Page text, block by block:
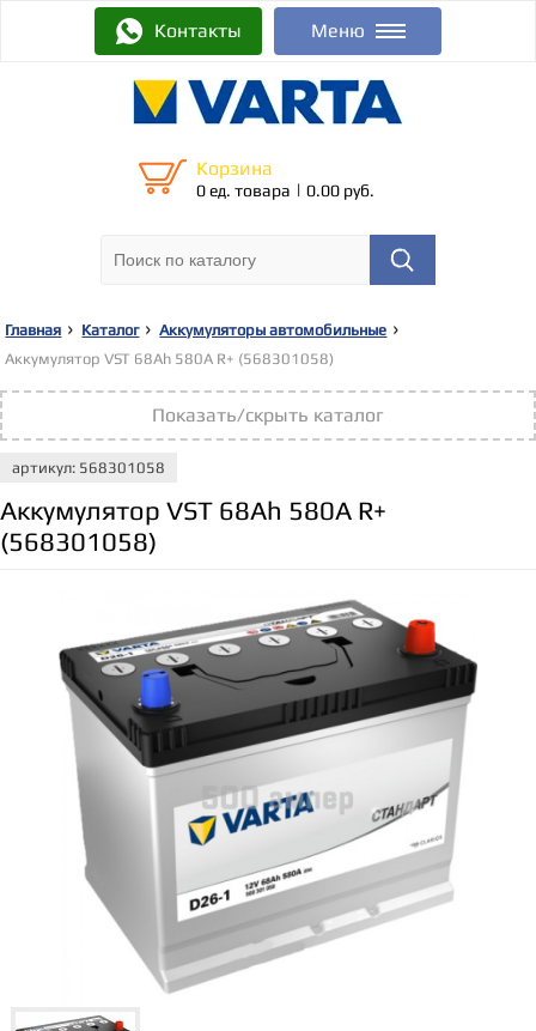
Контакты Меню
Корзина
0 ед. товара | 0.00 руб.
Главная Каталог
Аккумуляторы автомобильные
Аккумулятор VST 68Ah 580A R+ (568301058)
Показать/скрыть каталог
артикул: 568301058
Аккумулятор VST 68Ah 580A R+
(568301058)